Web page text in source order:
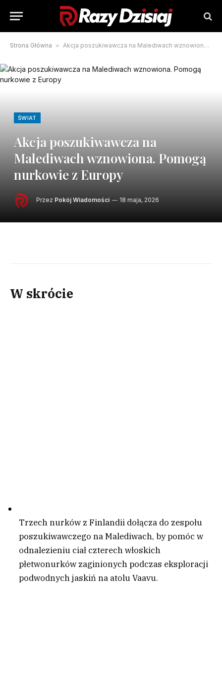
Strona Główna » Akcja poszukiwawcza na Malediwach wznowiona. Pomogą nurkowie z Europy
ŚWIAT
Akcja poszukiwawcza na
Malediwach wznowiona. Pomogą
nurkowie z Europy
Przez Pokój Wiadomości 18 maja, 2026
W skrócie
Trzech nurków z Finlandii dołącza do zespołu
poszukiwawczego na Malediwach, by pomóc w
odnalezieniu ciał czterech włoskich
płetwonurków zaginionych podczas eksploracji
podwodnych jaskiń na atolu Vaavu.